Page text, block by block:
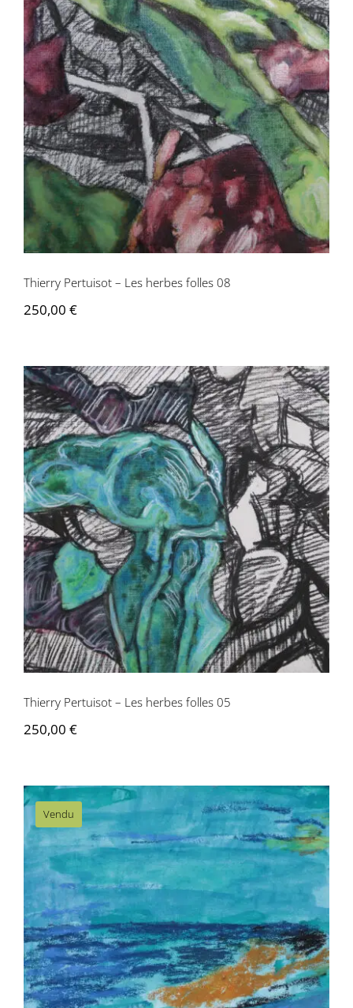
Thierry Pertuisot – Les herbes folles 08
Thierry Pertuisot – Les herbes folles 08
250,00 €
Thierry Pertuisot – Les herbes folles 05
Thierry Pertuisot – Les herbes folles 05
250,00 €
Vendu
Serge Plagnol – Peindre les lumières
incarnées 07